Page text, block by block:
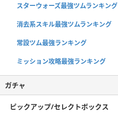
スターウォーズ最強ツムランキング
消去系スキル最強ツムランキング
常設ツム最強ランキング
ミッション攻略最強ランキング
ガチャ
ピックアップ/セレクトボックス